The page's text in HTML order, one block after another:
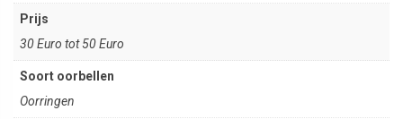
Prijs
30 Euro tot 50 Euro
Soort oorbellen
Oorringen